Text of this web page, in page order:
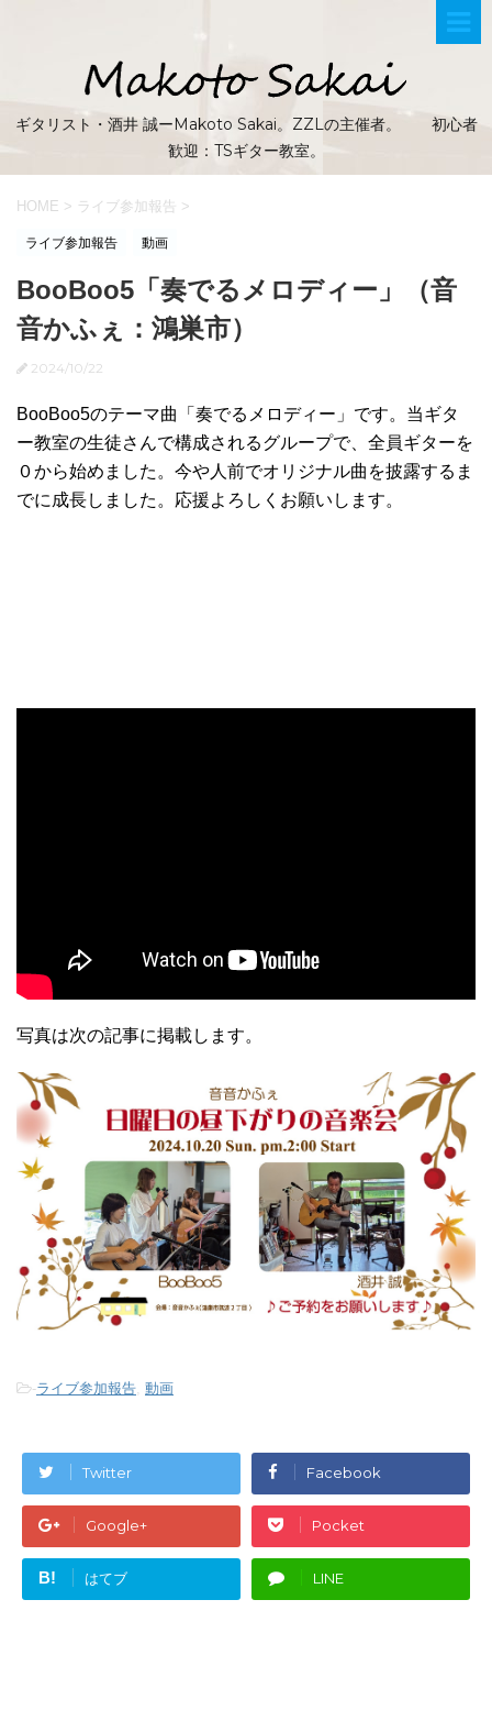
ギタリスト・酒井 誠ーMakoto Sakai。ZZLの主催者。 初心者
歓迎：TSギター教室。
HOME > ライブ参加報告 >
ライブ参加報告 動画
BooBoo5「奏でるメロディー」（音
音かふぇ：鴻巣市）
2024/10/22
BooBoo5のテーマ曲「奏でるメロディー」です。当ギタ
ー教室の生徒さんで構成されるグループで、全員ギターを
０から始めました。今や人前でオリジナル曲を披露するま
でに成長しました。応援よろしくお願いします。
写真は次の記事に掲載します。
-ライブ参加報告 動画
Twitter Facebook
Google+ Pocket
B! はてブ LINE